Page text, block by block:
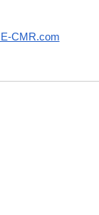
CMR.com